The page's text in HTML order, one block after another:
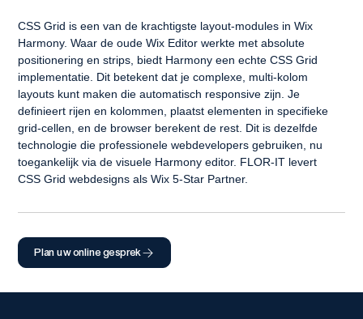
CSS Grid is een van de krachtigste layout-modules in Wix
Harmony. Waar de oude Wix Editor werkte met absolute
positionering en strips, biedt Harmony een echte CSS Grid
implementatie. Dit betekent dat je complexe, multi-kolom
layouts kunt maken die automatisch responsive zijn. Je
definieert rijen en kolommen, plaatst elementen in specifieke
grid-cellen, en de browser berekent de rest. Dit is dezelfde
technologie die professionele webdevelopers gebruiken, nu
toegankelijk via de visuele Harmony editor. FLOR-IT levert
CSS Grid webdesigns als Wix 5-Star Partner.
Plan uw online gesprek